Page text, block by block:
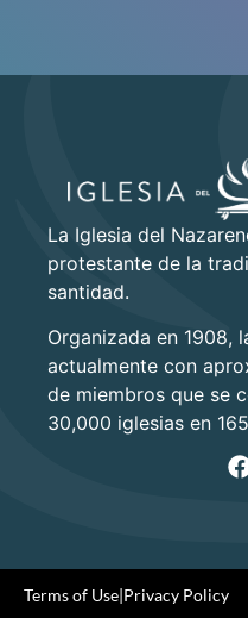
La Iglesia del
protestante de la
santidad.
Organizada en 1908,
actualmente con
de miembros que se
30,000 iglesias en
Terms of Use|Privacy Policy